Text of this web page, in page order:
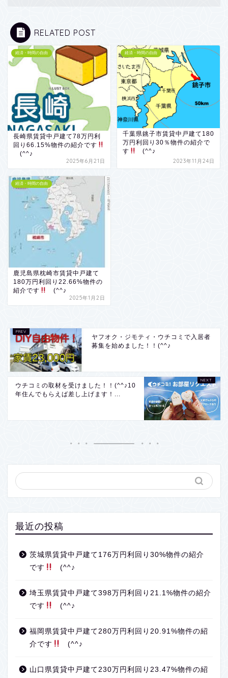
RELATED POST
経済・時間の自由
長崎県賃貸中戸建て78万円利
回り66.15%物件の紹介です
(^^♪
2025年6月21日
経済・時間の自由
千葉県銚子市賃貸中戸建て180
万円利回り30％物件の紹介で
す
(^^♪
2023年11月24日
経済・時間の自由
鹿児島県枕崎市賃貸中戸建て
180万円利回り22.66%物件の
紹介です
(^^♪
2025年1月2日
ヤフオク・ジモティ・ウチコミで入居者
募集を始めました！！(^^♪
ウチコミの取材を受けました！！(^^♪10
年住んでもらえば差し上げます！...
最近の投稿
茨城県賃貸中戸建て176万円利回り30%物件の紹介
です
(^^♪
埼玉県賃貸中戸建て398万円利回り21.1%物件の紹介
です
(^^♪
福岡県賃貸中戸建て280万円利回り20.91%物件の紹
介です
(^^♪
山口県賃貸中戸建て230万円利回り23.47%物件の紹